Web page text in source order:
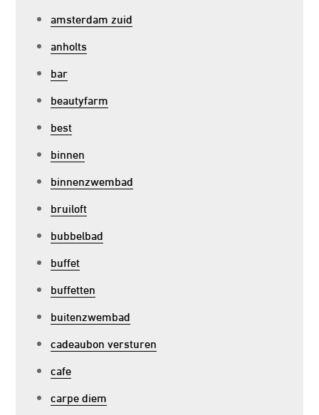
amsterdam zuid
anholts
bar
beautyfarm
best
binnen
binnenzwembad
bruiloft
bubbelbad
buffet
buffetten
buitenzwembad
cadeaubon versturen
cafe
carpe diem